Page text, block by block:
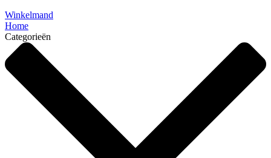
Winkelmand
Home
Categorieën